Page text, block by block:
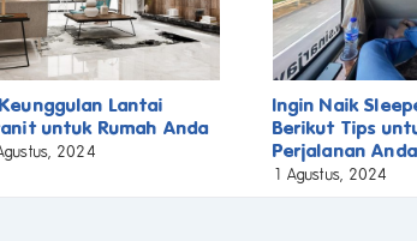
Lantai
untuk Rumah Anda
2024
Ingin Naik
Berikut Tips
Perjalanan Anda
1 Agustus, 2024